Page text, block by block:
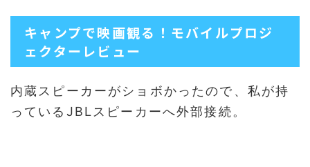
キャンプで映画観る！モバイルプロジ
ェクターレビュー
内蔵スピーカーがショボかったので、私が持
っているJBLスピーカーへ外部接続。